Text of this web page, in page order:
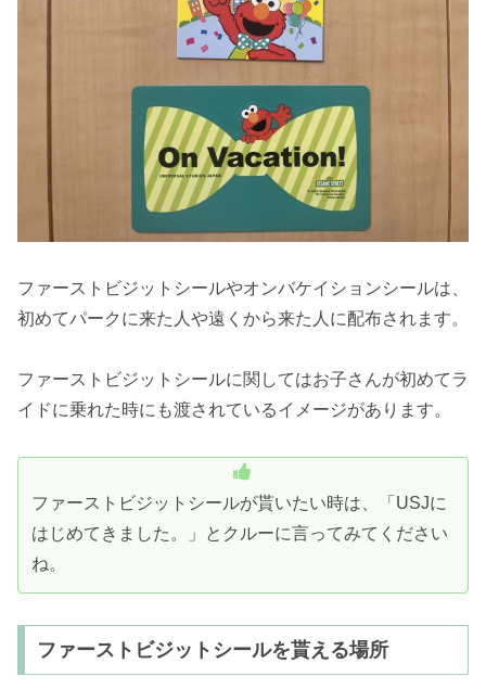
ファーストビジットシールやオンバケイションシールは、
初めてパークに来た人や遠くから来た人に配布されます。
ファーストビジットシールに関してはお子さんが初めてラ
イドに乗れた時にも渡されているイメージがあります。
ファーストビジットシールが貰いたい時は、「USJに
はじめてきました。」とクルーに言ってみてください
ね。
ファーストビジットシールを貰える場所